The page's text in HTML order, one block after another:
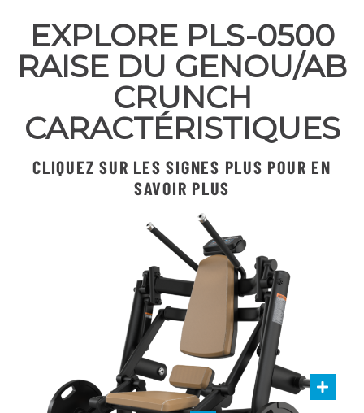
EXPLORE PLS-0500
RAISE DU GENOU/AB
CRUNCH
CARACTÉRISTIQUES
CLIQUEZ SUR LES SIGNES PLUS POUR EN
SAVOIR PLUS